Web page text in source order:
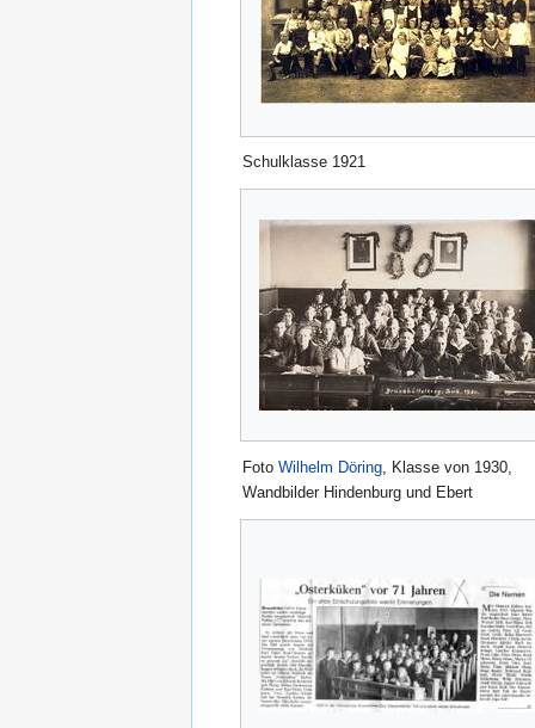
Schulklasse 1921
FotoWilhelm Döring , Klasse von 1930,
Wandbilder Hindenburg und Ebert